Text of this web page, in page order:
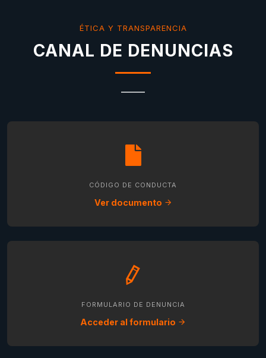
ÉTICA Y TRANSPARENCIA
CANAL DE DENUNCIAS
CÓDIGO DE CONDUCTA
Ver documento
FORMULARIO DE DENUNCIA
Acceder al formulario